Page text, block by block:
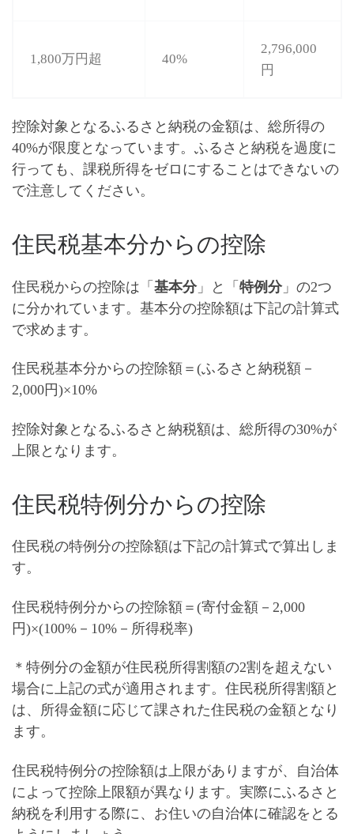
1,800万円超 40%
2,796,000
円
控除対象となるふるさと納税の金額は、総所得の
40%が限度 となっています。ふるさと納税を過度に
行っても、課税所得をゼロにすることはできないの
で注意してください。
住民税基本分からの控除
住民税からの控除は「 基本分」と「 特例分」の2つ
に分かれています。基本分の控除額は下記の計算式
で求めます。
住民税基本分からの控除額＝(ふるさと納税額－
2,000円)×10%
控除対象となるふるさと納税額は、総所得の30%が
上限 となります。
住民税特例分からの控除
住民税の特例分の控除額は下記の計算式で算出しま
す。
住民税特例分からの控除額＝(寄付金額－2,000
円)×(100%－10%－所得税率)
＊特例分の金額が住民税所得割額の2割を超えない
場合に上記の式が適用されます。住民税所得割額と
は、所得金額に応じて課された住民税の金額となり
ます。
住民税特例分の控除額は上限がありますが、 自治体
によって控除上限額が異なります。実際にふるさと
納税を利用する際に、お住いの自治体に確認をとる